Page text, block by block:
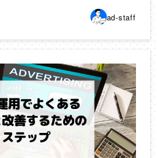
ad-staff